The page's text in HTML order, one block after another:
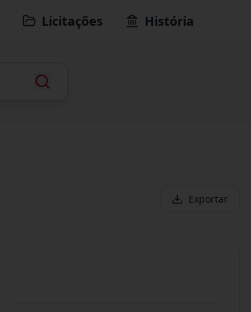
Licitações História
Exportar